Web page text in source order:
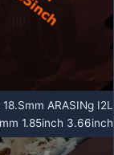
ARASINg I2L
1.85inch 3.66inch